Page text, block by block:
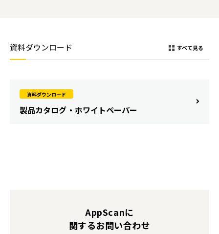
資料ダウンロード
資料ダウンロード
製品カタログ・ホワイトペーパー
すべて見る
AppScanに
関するお問い合わせ